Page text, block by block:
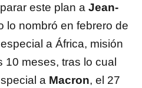
este plan a Jean-
lo nombró en febrero de
a África, misión
meses, tras lo cual
a Macron, el 27